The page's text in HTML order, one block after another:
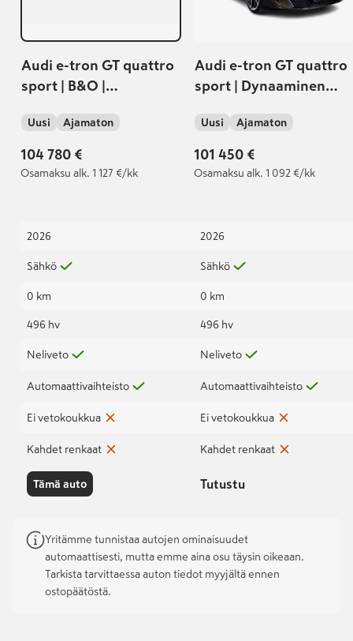
Audi e-tron GT quattro
sport | B&O |
Ilmajousitus | AR-HUD |
Musta Optiikka Plus
Uusi Ajamaton
104 780 €
Osamaksu alk. 1 127 €/kk
2026
Sähkö
0 km
496 hv
Neliveto
Automaattivaihteisto
Ei vetokoukkua
Kahdet renkaat
Tämä auto
Audi e-tron GT quattro
sport | Dynaaminen
Adaptiivinen
ilmajousitus | HUD-
tuulilasinäyttö |
Uusi Ajamaton
101 450 €
Osamaksu alk. 1 092 €/kk
2026
Sähkö
0 km
496 hv
Neliveto
Automaattivaihteisto
Ei vetokoukkua
Kahdet renkaat
Tutustu
Yritämme tunnistaa autojen ominaisuudet
automaattisesti, mutta emme aina osu täysin oikeaan.
Tarkista tarvittaessa auton tiedot myyjältä ennen
ostopäätöstä.